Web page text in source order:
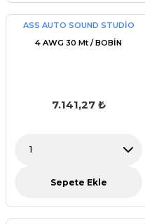
ASS AUTO SOUND STUDİO
4 AWG 30 Mt / BOBİN
7.141,27 ₺
Sepete Ekle